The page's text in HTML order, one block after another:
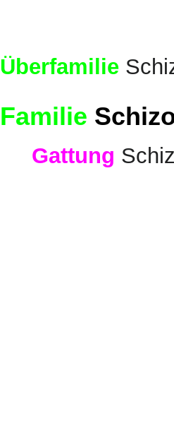
Überfamilie
Familie
Gattung